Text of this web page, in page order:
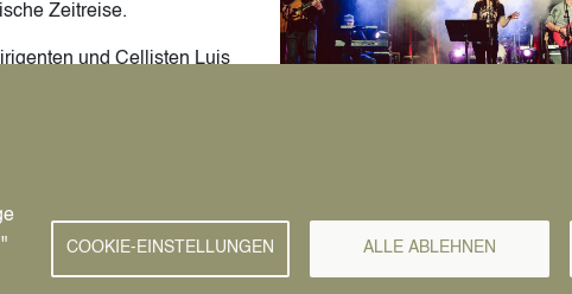
Zeitreise.
und Cellisten Luis
Die 27 Hobby-
Tempo und vor allem mit
…
COOKIE-EINSTELLUNGEN ALLE ABLEHNEN